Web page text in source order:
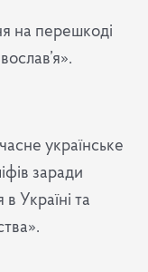
на перешкоді
українське
заради
Україні та